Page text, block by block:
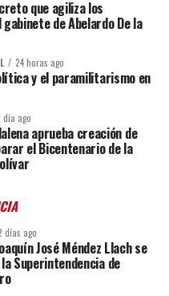
que agiliza los
de Abelardo De la
24 horas ago
y el paramilitarismo en
día ago
aprueba creación de
el Bicentenario de la
días ago
José Méndez Llach se
Superintendencia de